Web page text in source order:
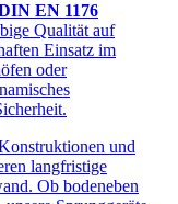
EN 1176
Qualität auf
Einsatz im
oder
und
langfristige
Ob bodeneben